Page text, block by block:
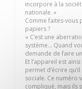
incorpore à la
nationale. »
Comme faites-vous
papiers ?
« C’est une
système… Quand
demande de faire
Et l’appareil est
permet d’écrire
sociale. Ce numéro
compliqué, mais ils